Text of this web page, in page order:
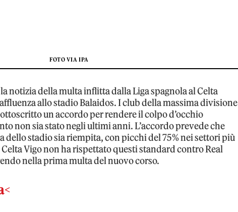
FOTO VIA IPA
notizia della multa inflitta dalla Liga spagnola al Celta
allo stadio Balaidos. I club della massima divisione
un accordo per rendere il colpo d’occhio
non sia stato negli ultimi anni. L’accordo prevede che
dello stadio sia riempita, con picchi del 75% nei settori più
Vigo non ha rispettato questi standard contro Real
nella prima multa del nuovo corso.